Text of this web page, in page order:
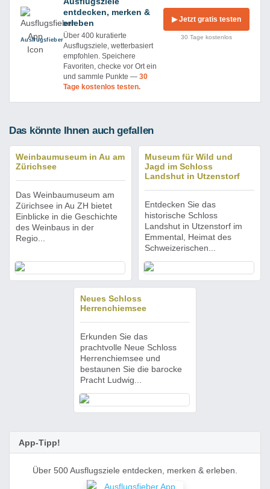
Ausflug­sfieber
entdecken, merken &
erleben
Über 400 kuratierte
Ausflugsziele, wetterbasiert
empfohlen. Speichere
Favoriten, checke vor Ort ein
und sammle Punkte —30
Tage kostenlos testen.
▶ Jetzt gratis testen
30 Tage kostenlos
Das könnte Ihnen auch gefallen
Weinbaumuseum in Au am
Zürichsee
Das Weinbaumuseum am
Zürichsee in Au ZH bietet
Einblicke in die Geschichte
des Weinbaus in der
Regio...
Museum für Wild und
Jagd im Schloss
Landshut in Utzenstorf
Entdecken Sie das
historische Schloss
Landshut in Utzenstorf im
Emmental, Heimat des
Schweizerischen...
Neues Schloss
Herrenchiemsee
Erkunden Sie das
prachtvolle Neue Schloss
Herrenchiemsee und
bestaunen Sie die barocke
Pracht Ludwig...
App-Tipp!
Über 500 Ausflugsziele entdecken, merken & erleben.